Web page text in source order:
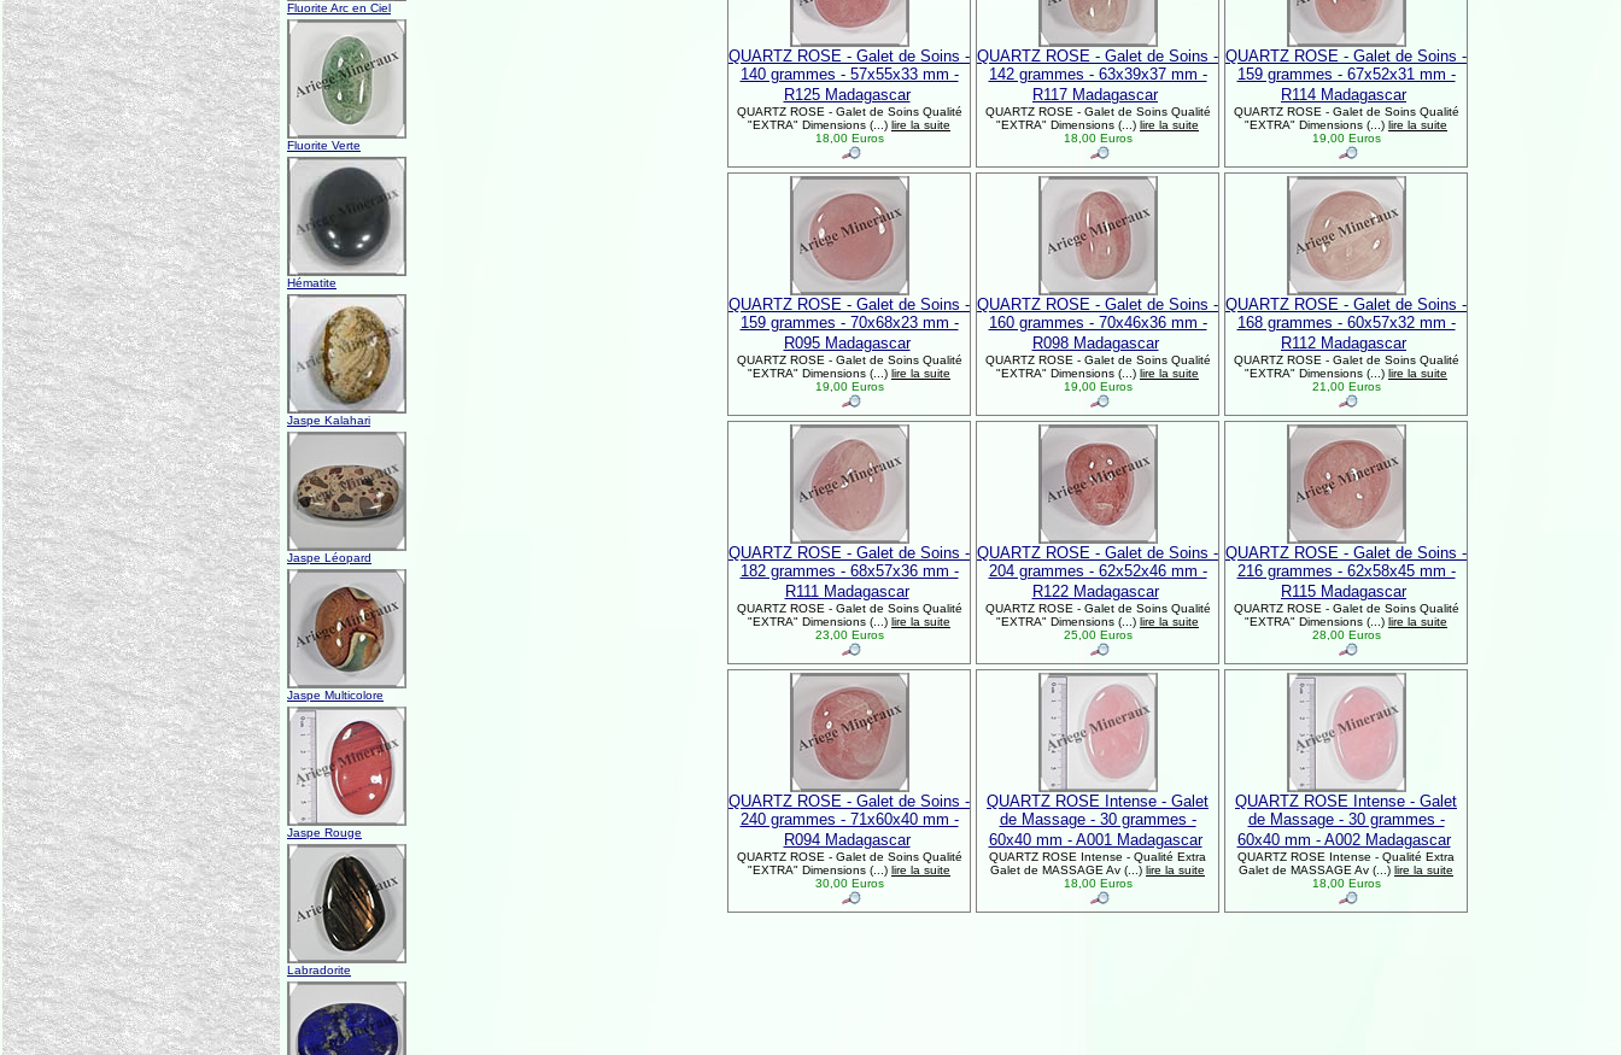
Fluorite Arc en Ciel
Fluorite Verte
Hématite
Jaspe Kalahari
Jaspe Léopard
Jaspe Multicolore
Jaspe Rouge
Labradorite
QUARTZ ROSE - Galet de Soins -
140 grammes - 57x55x33 mm -
R125 Madagascar
QUARTZ ROSE - Galet de Soins Qualité
"EXTRA" Dimensions (...) lire la suite
18,00 Euros
QUARTZ ROSE - Galet de Soins -
142 grammes - 63x39x37 mm -
R117 Madagascar
QUARTZ ROSE - Galet de Soins Qualité
"EXTRA" Dimensions (...) lire la suite
18,00 Euros
QUARTZ ROSE - Galet de Soins -
159 grammes - 67x52x31 mm -
R114 Madagascar
QUARTZ ROSE - Galet de Soins Qualité
"EXTRA" Dimensions (...) lire la suite
19,00 Euros
QUARTZ ROSE - Galet de Soins -
159 grammes - 70x68x23 mm -
R095 Madagascar
QUARTZ ROSE - Galet de Soins Qualité
"EXTRA" Dimensions (...) lire la suite
19,00 Euros
QUARTZ ROSE - Galet de Soins -
160 grammes - 70x46x36 mm -
R098 Madagascar
QUARTZ ROSE - Galet de Soins Qualité
"EXTRA" Dimensions (...) lire la suite
19,00 Euros
QUARTZ ROSE - Galet de Soins -
168 grammes - 60x57x32 mm -
R112 Madagascar
QUARTZ ROSE - Galet de Soins Qualité
"EXTRA" Dimensions (...) lire la suite
21,00 Euros
QUARTZ ROSE - Galet de Soins -
182 grammes - 68x57x36 mm -
R111 Madagascar
QUARTZ ROSE - Galet de Soins Qualité
"EXTRA" Dimensions (...) lire la suite
23,00 Euros
QUARTZ ROSE - Galet de Soins -
204 grammes - 62x52x46 mm -
R122 Madagascar
QUARTZ ROSE - Galet de Soins Qualité
"EXTRA" Dimensions (...) lire la suite
25,00 Euros
QUARTZ ROSE - Galet de Soins -
216 grammes - 62x58x45 mm -
R115 Madagascar
QUARTZ ROSE - Galet de Soins Qualité
"EXTRA" Dimensions (...) lire la suite
28,00 Euros
QUARTZ ROSE - Galet de Soins -
240 grammes - 71x60x40 mm -
R094 Madagascar
QUARTZ ROSE - Galet de Soins Qualité
"EXTRA" Dimensions (...) lire la suite
30,00 Euros
QUARTZ ROSE Intense - Galet
de Massage - 30 grammes -
60x40 mm - A001 Madagascar
QUARTZ ROSE Intense - Qualité Extra
Galet de MASSAGE Av (...) lire la suite
18,00 Euros
QUARTZ ROSE Intense - Galet
de Massage - 30 grammes -
60x40 mm - A002 Madagascar
QUARTZ ROSE Intense - Qualité Extra
Galet de MASSAGE Av (...) lire la suite
18,00 Euros